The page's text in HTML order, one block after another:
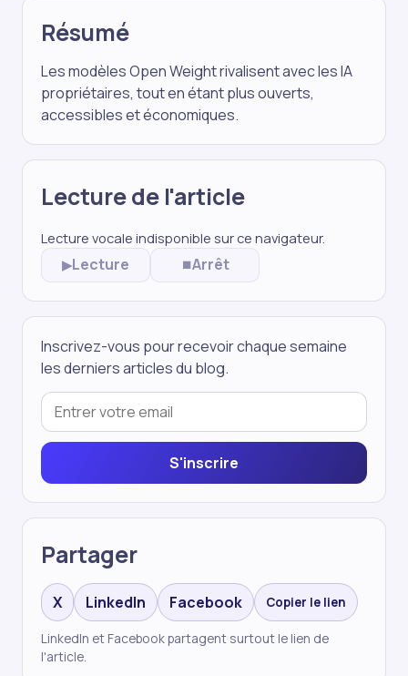
Résumé
Les modèles Open Weight rivalisent avec les IA
propriétaires, tout en étant plus ouverts,
accessibles et économiques.
Lecture de l'article
Lecture vocale indisponible sur ce navigateur.
▶Lecture ⏹Arrêt
Inscrivez-vous pour recevoir chaque semaine
les derniers articles du blog.
S'inscrire
Partager
X LinkedIn Facebook Copier le lien
LinkedIn et Facebook partagent surtout le lien de
l'article.